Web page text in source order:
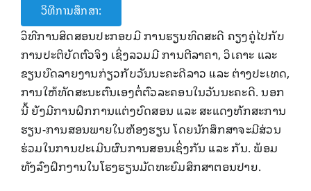
ວິທີການສຶກສາ:
ວິທີ​ການ​ສິດສອນ​ປະກອບມີ ການຮຽນທິດ​ສະ​ດີ ຄຽງຄູ່​ໄປ​ກັບ​
ການ​ປະຕິບັດ​ຕົວ​ຈິງ​ ເຊິ່ງລວມມີ​ ການຕີ​ລາຄາ, ວິ​ເຄາະ ​ແລະ
ຂຽນບົດ​ລາຍ​ງານກ່ຽວກັບ​ວັນນະຄະດີ​ລາວ ​ແລະ ຕ່າງປະ​ເທດ,
​ການໃຫ້​ທັດສະນະ​ຕົນ​ເອງ​ຕໍ່ຕົວ​ລະຄອນ​ໃນ​ວັນນະຄະດີ. ນອກ
ນີ້ ຍັງມີການຝຶກ​ການແຕ່ງ​ບົດ​ສອນ ​ແລະ ສະ​​ແດງ​ທັກ​ສະ​ການ​
ຮຽນ-ການ​ສອນພາຍ​ໃນ​ຫ້ອງ​ຮຽນ ​​​​ໂດຍ​ນັກ​ສຶກສາ​ຈະມີ​ສ່ວນ​
ຮ່ວມ​ໃນການປະ​ເມີນ​ຜົນການສອນ​​ເຊິ່ງກັນ​ ແລະ ​ກັນ​​. ພ້ອມ
ທັງລົງ​ຝຶກ​ງານ​ໃນ​ໂຮງຮຽນ​ມັດທະຍົມ​ສຶກສາ​ຕອນ​ປາຍ.